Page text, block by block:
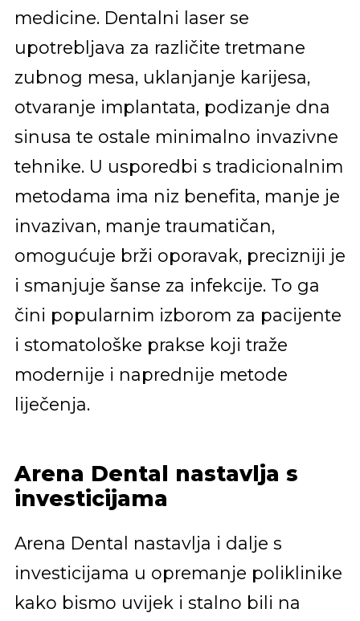
medicine. Dentalni laser se
upotrebljava za različite tretmane
zubnog mesa, uklanjanje karijesa,
otvaranje implantata, podizanje dna
sinusa te ostale minimalno invazivne
tehnike. U usporedbi s tradicionalnim
metodama ima niz benefita, manje je
invazivan, manje traumatičan,
omogućuje brži oporavak, precizniji je
i smanjuje šanse za infekcije. To ga
čini popularnim izborom za pacijente
i stomatološke prakse koji traže
modernije i naprednije metode
liječenja.
Arena Dental nastavlja s
investicijama
Arena Dental nastavlja i dalje s
investicijama u opremanje poliklinike
kako bismo uvijek i stalno bili na